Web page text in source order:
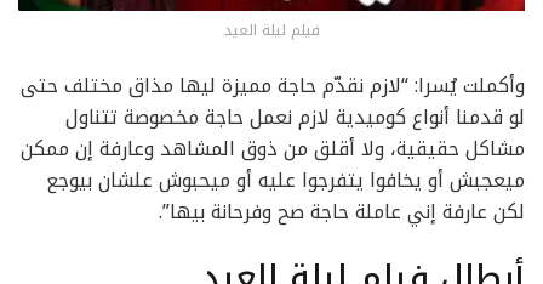
فيلم ليلة العيد
وأكملت يُسرا: “لازم نقدّم حاجة مميزة ليها مذاق مختلف حتى
لو قدمنا أنواع كوميدية لازم نعمل حاجة مخصوصة تتناول
مشاكل حقيقية، ولا أقلق من ذوق المشاهد وعارفة إن ممكن
ميعجبش أو يخافوا يتفرجوا عليه أو ميحبوش علشان بيوجع
لكن عارفة إني عاملة حاجة صح وفرحانة بيها”.